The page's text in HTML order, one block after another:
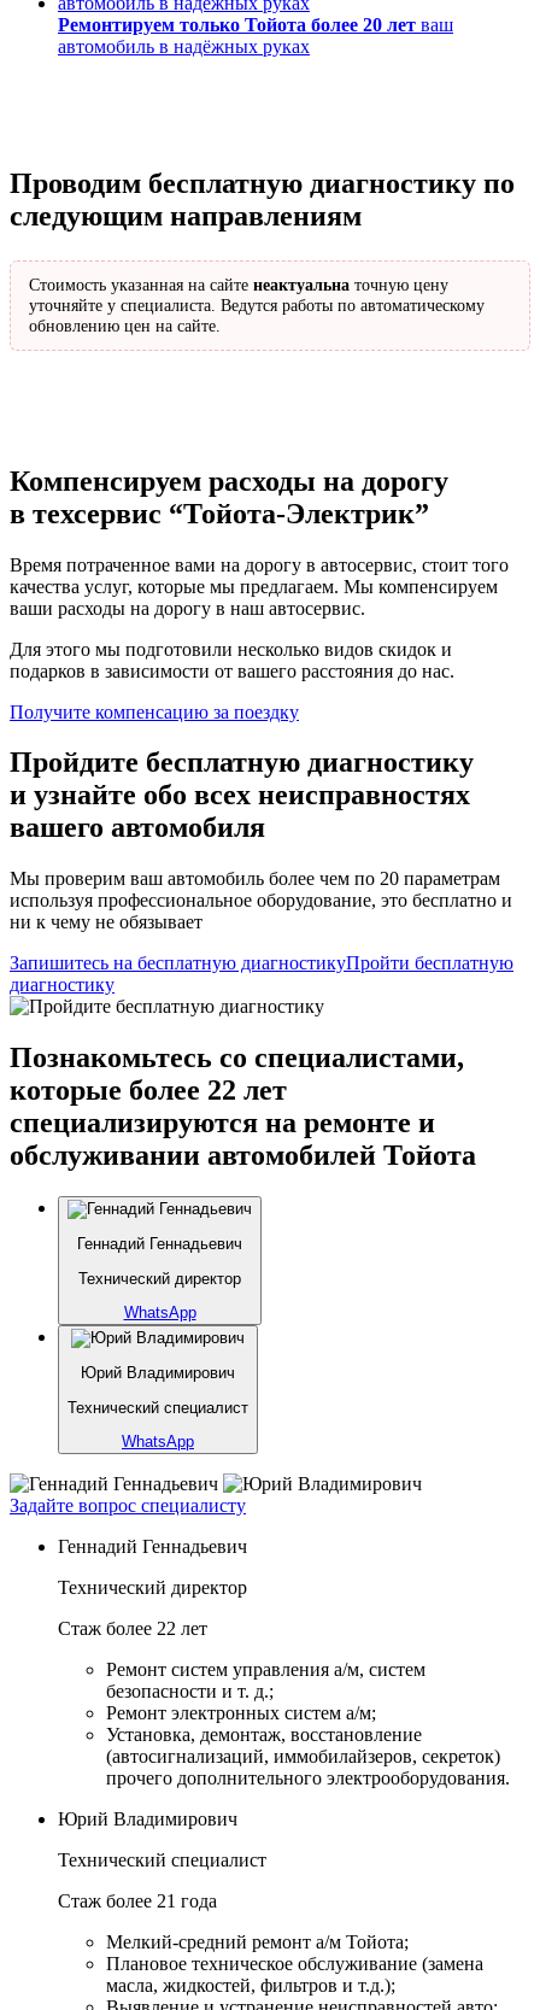
Ремонтируем только Тойота более 20 лет ваш
автомобиль в надёжных руках
Проводим бесплатную диагностику по
следующим направлениям
Стоимость указанная на сайте неактуальна точную цену
уточняйте у специалиста. Ведутся работы по автоматическому
обновлению цен на сайте.
Компенсируем расходы на дорогу
в техсервис “Тойота-Электрик”
Время потраченное вами на дорогу в автосервис, стоит того
качества услуг, которые мы предлагаем. Мы компенсируем
ваши расходы на дорогу в наш автосервис.
Для этого мы подготовили несколько видов скидок и
подарков в зависимости от вашего расстояния до нас.
Получите компенсацию за поездку
Пройдите бесплатную диагностику
и узнайте обо всех неисправностях
вашего автомобиля
Мы проверим ваш автомобиль более чем по 20 параметрам
используя профессиональное оборудование, это бесплатно и
ни к чему не обязывает
Запишитесь на бесплатную диагностикуПройти бесплатную
диагностику
Познакомьтесь со специалистами,
которые более 22 лет
специализируются на ремонте и
обслуживании автомобилей Тойота
Геннадий Геннадьевич
Технический директор
WhatsApp
Юрий Владимирович
Технический специалист
WhatsApp
Задайте вопрос специалисту
Геннадий Геннадьевич
Технический директор
Стаж более 22 лет
Ремонт систем управления а/м, систем
безопасности и т. д.;
Ремонт электронных систем а/м;
Установка, демонтаж, восстановление
(автосигнализаций, иммобилайзеров, секреток)
прочего дополнительного электрооборудования.
Юрий Владимирович
Технический специалист
Стаж более 21 года
Мелкий-средний ремонт а/м Тойота;
Плановое техническое обслуживание (замена
масла, жидкостей, фильтров и т.д.);